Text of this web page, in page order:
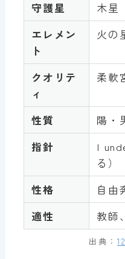
守護星
木星
エレメン
ト
火の
クオリテ
ィ
柔軟
性質
陽・
指針
I
る）
性格
自由
適性
教師
出典：